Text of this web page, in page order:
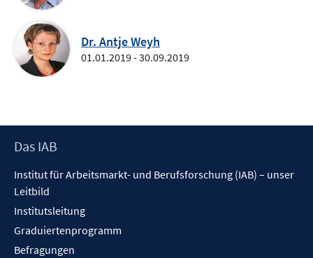
Dr. Antje Weyh
01.01.2019 - 30.09.2019
Footer
Das IAB
Institut für Arbeitsmarkt- und Berufsforschung (IAB) – unser
Leitbild
Institutsleitung
Graduiertenprogramm
Befragungen